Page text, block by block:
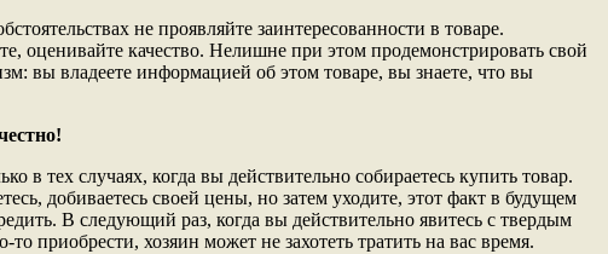
не проявляйте заинтересованности в товаре.
оценивайте качество. Нелишне при этом продемонстрировать свой
вы владеете информацией об этом товаре, вы знаете, что вы
в тех случаях, когда вы действительно собираетесь купить товар.
добиваетесь своей цены, но затем уходите, этот факт в будущем
В следующий раз, когда вы действительно явитесь с твердым
то приобрести, хозяин может не захотеть тратить на вас время.